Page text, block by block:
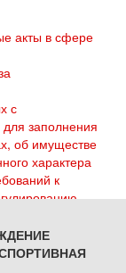
акты в сфере
с
заполнения
об имуществе
характера
к
о фактах